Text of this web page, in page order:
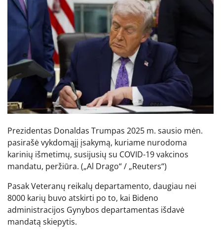
Prezidentas Donaldas Trumpas 2025 m. sausio mėn.
pasirašė vykdomąjį įsakymą, kuriame nurodoma
karinių išmetimų, susijusių su COVID-19 vakcinos
mandatu, peržiūra. („Al Drago“ / „Reuters“)
Pasak Veteranų reikalų departamento, daugiau nei
8000 karių buvo atskirti po to, kai Bideno
administracijos Gynybos departamentas išdavė
mandatą skiepytis.